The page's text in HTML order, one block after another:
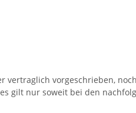
vertraglich vorgeschrieben,
gilt nur soweit bei den